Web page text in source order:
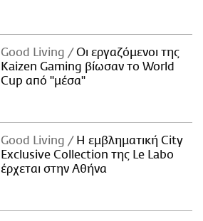
Good Living
Οι εργαζόμενοι της
Kaizen Gaming βίωσαν το World
Cup από "μέσα"
Good Living
Η εμβληματική City
Exclusive Collection της Le Labo
έρχεται στην Αθήνα